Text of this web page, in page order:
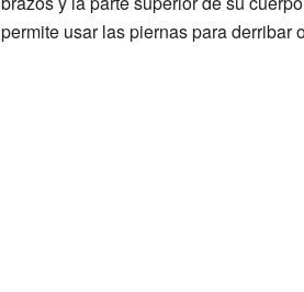
permite usar las piernas para derribar